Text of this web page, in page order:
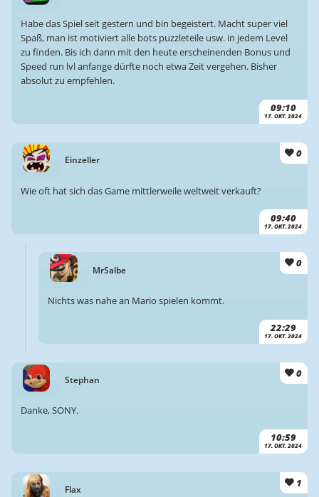
09:10
17. OKT. 2024
Habe das Spiel seit gestern und bin begeistert. Macht super viel
Spaß, man ist motiviert alle bots puzzleteile usw. in jedem Level
zu finden. Bis ich dann mit den heute erscheinenden Bonus und
Speed run lvl anfange dürfte noch etwa Zeit vergehen. Bisher
absolut zu empfehlen.
Einzeller
0
09:40
17. OKT. 2024
Wie oft hat sich das Game mittlerweile weltweit verkauft?
MrSalbe
0
22:29
17. OKT. 2024
Nichts was nahe an Mario spielen kommt.
Stephan
0
10:59
17. OKT. 2024
Danke, SONY.
Flax
1